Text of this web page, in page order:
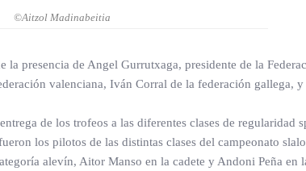
©Aitzol Madinabeitia
la presencia de Angel Gurrutxaga, presidente de la
valenciana, Iván Corral de la federación gallega,
de los trofeos a las diferentes clases de
los pilotos de las distintas clases del campeonato
alevín, Aitor Manso en la cadete y Andoni Peña en